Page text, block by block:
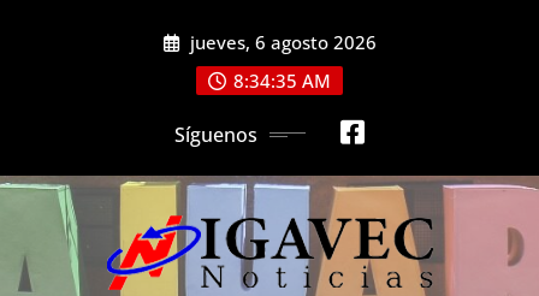
jueves, 6 agosto 2026
8:34:37 AM
Síguenos